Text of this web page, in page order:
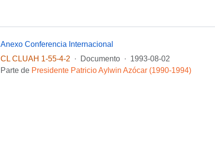
Anexo Conferencia Internacional
CL CLUAH 1-55-4-2
· Documento · 1993-08-02
Parte de Presidente Patricio Aylwin Azócar (1990-1994)